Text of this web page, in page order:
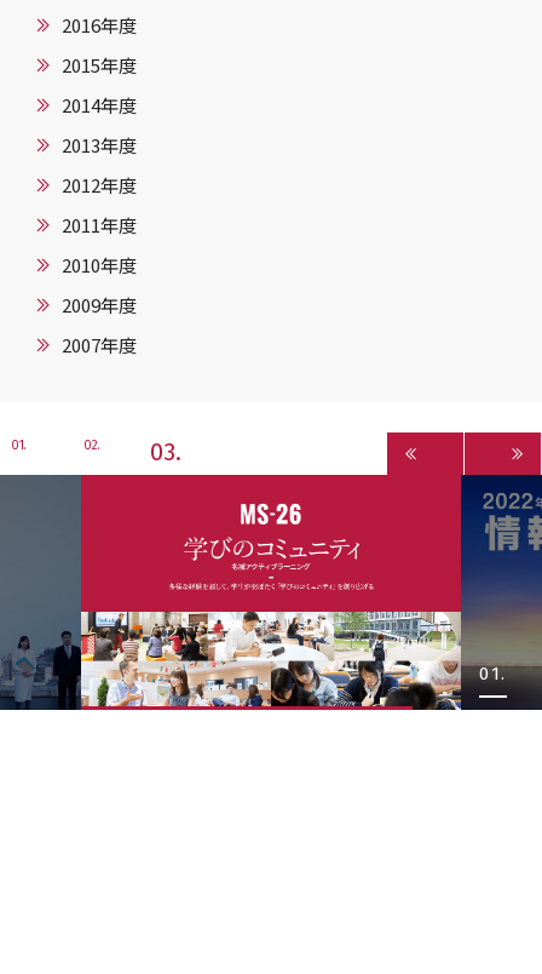
2016年度
2015年度
2014年度
2013年度
2012年度
2011年度
2010年度
2009年度
2007年度
1 2 3